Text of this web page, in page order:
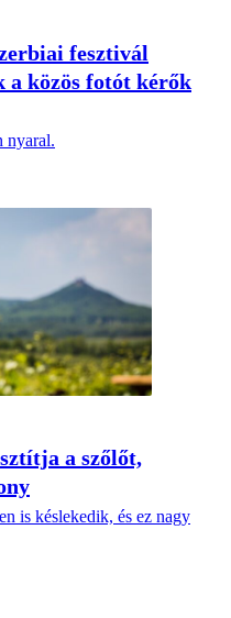
fesztivál
a közös fotót kérők
nyaral.
a szőlőt,
is késlekedik, és ez nagy